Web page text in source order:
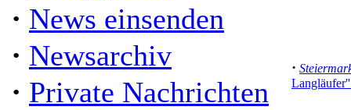
· News einsenden
· Newsarchiv
· Private Nachrichten
·